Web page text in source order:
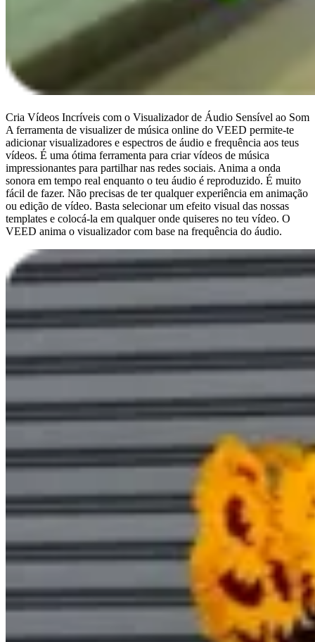
Cria Vídeos Incríveis com o Visualizador de Áudio Sensível ao Som
A ferramenta de visualizer de música online do VEED permite-te
adicionar visualizadores e espectros de áudio e frequência aos teus
vídeos. É uma ótima ferramenta para criar vídeos de música
impressionantes para partilhar nas redes sociais. Anima a onda
sonora em tempo real enquanto o teu áudio é reproduzido. É muito
fácil de fazer. Não precisas de ter qualquer experiência em animação
ou edição de vídeo. Basta selecionar um efeito visual das nossas
templates e colocá-la em qualquer onde quiseres no teu vídeo. O
VEED anima o visualizador com base na frequência do áudio.